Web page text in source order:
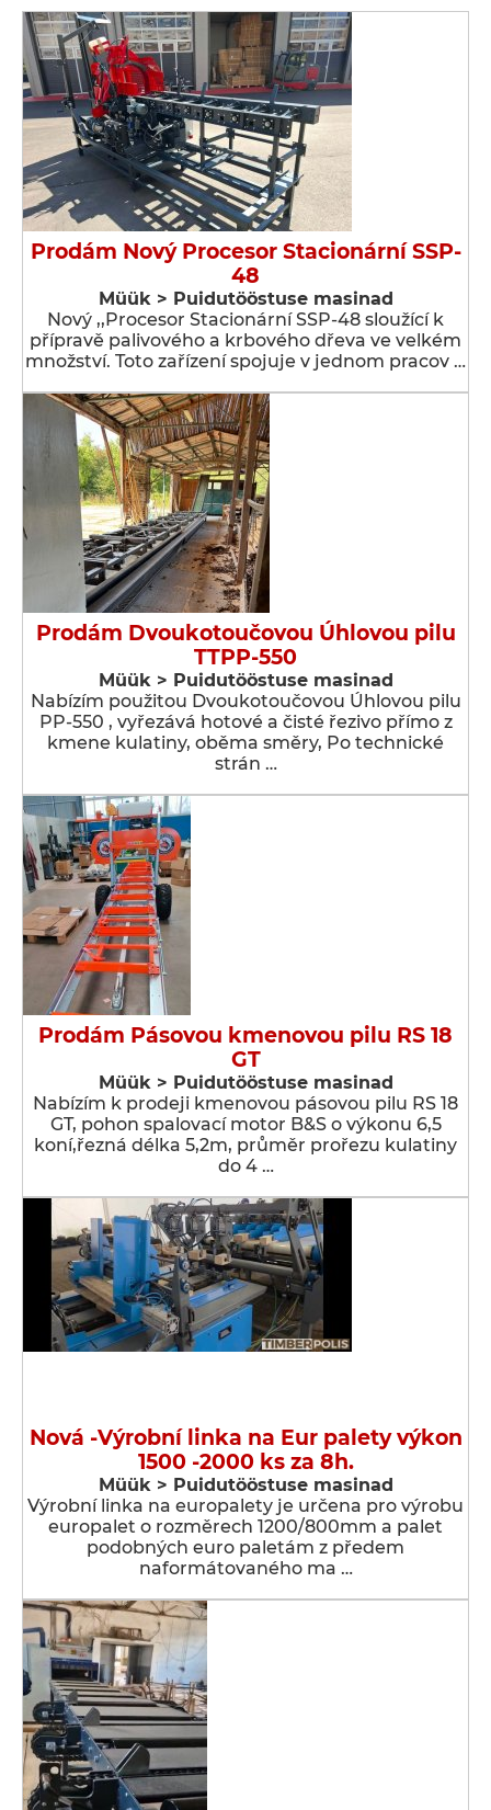
Prodám Nový Procesor Stacionární SSP-
48
Müük > Puidutööstuse masinad
Nový ,,Procesor Stacionární SSP-48 sloužící k
přípravě palivového a krbového dřeva ve velkém
množství. Toto zařízení spojuje v jednom pracov …
Prodám Dvoukotoučovou Úhlovou pilu
TTPP-550
Müük > Puidutööstuse masinad
Nabízím použitou Dvoukotoučovou Úhlovou pilu
PP-550 , vyřezává hotové a čisté řezivo přímo z
kmene kulatiny, oběma směry, Po technické
strán …
Prodám Pásovou kmenovou pilu RS 18
GT
Müük > Puidutööstuse masinad
Nabízím k prodeji kmenovou pásovou pilu RS 18
GT, pohon spalovací motor B&S o výkonu 6,5
koní,řezná délka 5,2m, průměr prořezu kulatiny
do 4 …
Nová -Výrobní linka na Eur palety výkon
1500 -2000 ks za 8h.
Müük > Puidutööstuse masinad
Výrobní linka na europalety je určena pro výrobu
europalet o rozměrech 1200/800mm a palet
podobných euro paletám z předem
naformátovaného ma …